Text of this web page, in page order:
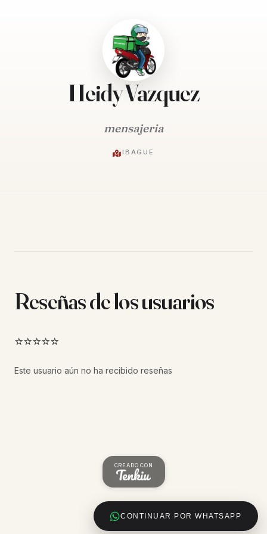
Heidy Vazquez
mensajeria
IBAGUE
CONTINUAR POR WHATSAPP
Reseñas de los usuarios
⭐⭐⭐⭐⭐
Este usuario aún no ha recibido reseñas
CREADO CON